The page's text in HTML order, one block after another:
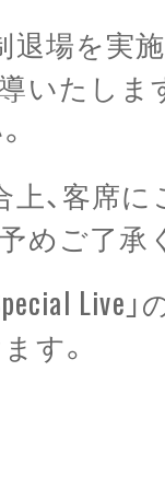
退場を実
いたしま
上、客席
めご了承
Live
す。